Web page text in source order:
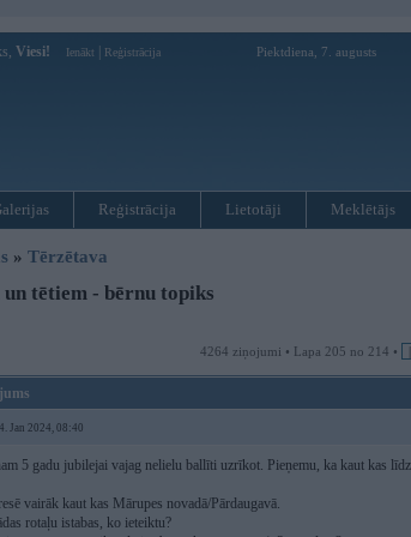
Viesi! Ienākt Reģistrācija Piektdiena, 7. augusts
Reģistrācija Lietotāji Meklētājs
» Tērzētava
tētiem - bērnu topiks
4264 ziņojumi • Lapa 205 no 214 •
Jan 2024, 08:40
5 gadu jubilejai vajag nelielu ballīti uzrīkot. Pieņemu, ka kaut kas
vairāk kaut kas Mārupes novadā/Pārdaugavā.
rotaļu istabas, ko ieteiktu?